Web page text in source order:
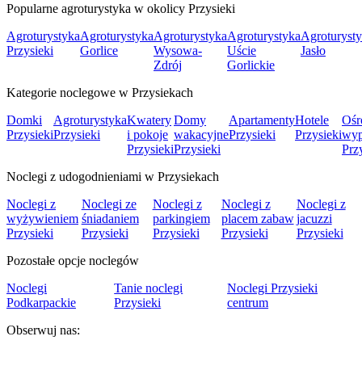
Popularne agroturystyka w okolicy Przysieki
Agroturystyka
Przysieki
Agroturystyka
Gorlice
Agroturystyka
Wysowa-
Zdrój
Agroturystyka
Uście
Gorlickie
Jasło
Kategorie noclegowe w Przysiekach
Domki
Przysieki
Agroturystyka
Przysieki
Kwatery
i pokoje
Przysieki
Domy
wakacyjne
Przysieki
Apartamenty
Przysieki
Hotele
Przysieki
Noclegi z udogodnieniami w Przysiekach
Noclegi z
wyżywieniem
Przysieki
Noclegi ze
śniadaniem
Przysieki
Noclegi z
parkingiem
Przysieki
Noclegi z
placem zabaw
Przysieki
Noclegi z
jacuzzi
Przysieki
Pozostałe opcje noclegów
Noclegi
Podkarpackie
Tanie noclegi
Przysieki
Noclegi Przysieki
centrum
Obserwuj nas: